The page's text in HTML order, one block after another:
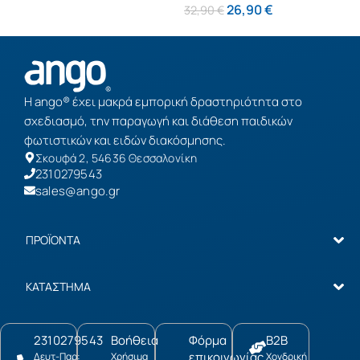
(63231E)
32,90€26,90€
Η ango® έχει μακρά εμπορική δραστηριότητα στο
σχεδιασμό, την παραγωγή και διάθεση παιδικών
φωτιστικών και ειδών διακόσμησης.
Σκουφά 2, 54636 Θεσσαλονίκη
2310279543
sales@ango.gr
ΠΡΟΪΟΝΤΑ
ΚΑΤΑΣΤΗΜΑ
2310279543
Δευτ-Παρ:
Βοήθεια
Χρήσιμα
Φόρμα
B2B
Χονδρική